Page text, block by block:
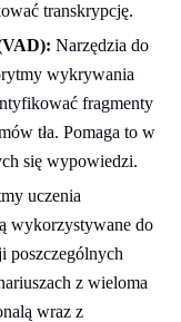
transkrypcję.
Narzędzia do
wykrywania
fragmenty
tła. Pomaga to w
się wypowiedzi.
uczenia
wykorzystywane do
poszczególnych
z wieloma
wraz z